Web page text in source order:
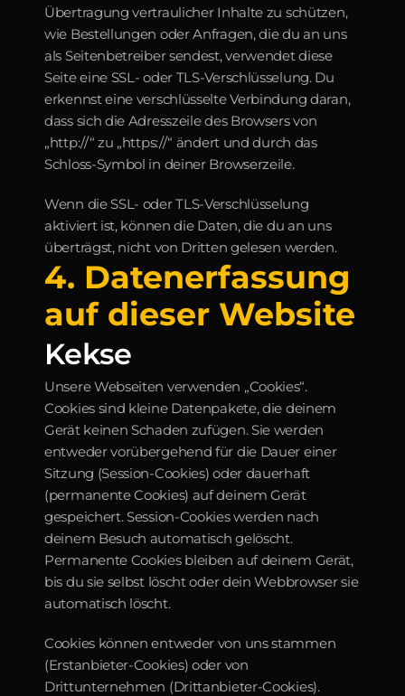
Übertragung vertraulicher Inhalte zu schützen,
wie Bestellungen oder Anfragen, die du an uns
als Seitenbetreiber sendest, verwendet diese
Seite eine SSL- oder TLS-Verschlüsselung. Du
erkennst eine verschlüsselte Verbindung daran,
dass sich die Adresszeile des Browsers von
„http://“ zu „https://“ ändert und durch das
Schloss-Symbol in deiner Browserzeile.
Wenn die SSL- oder TLS-Verschlüsselung
aktiviert ist, können die Daten, die du an uns
überträgst, nicht von Dritten gelesen werden.
4. Datenerfassung
auf dieser Website
Kekse
Unsere Webseiten verwenden „Cookies“.
Cookies sind kleine Datenpakete, die deinem
Gerät keinen Schaden zufügen. Sie werden
entweder vorübergehend für die Dauer einer
Sitzung (Session-Cookies) oder dauerhaft
(permanente Cookies) auf deinem Gerät
gespeichert. Session-Cookies werden nach
deinem Besuch automatisch gelöscht.
Permanente Cookies bleiben auf deinem Gerät,
bis du sie selbst löscht oder dein Webbrowser sie
automatisch löscht.
Cookies können entweder von uns stammen
(Erstanbieter-Cookies) oder von
Drittunternehmen (Drittanbieter-Cookies).